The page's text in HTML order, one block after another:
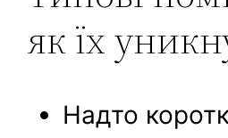
як їх
Надто